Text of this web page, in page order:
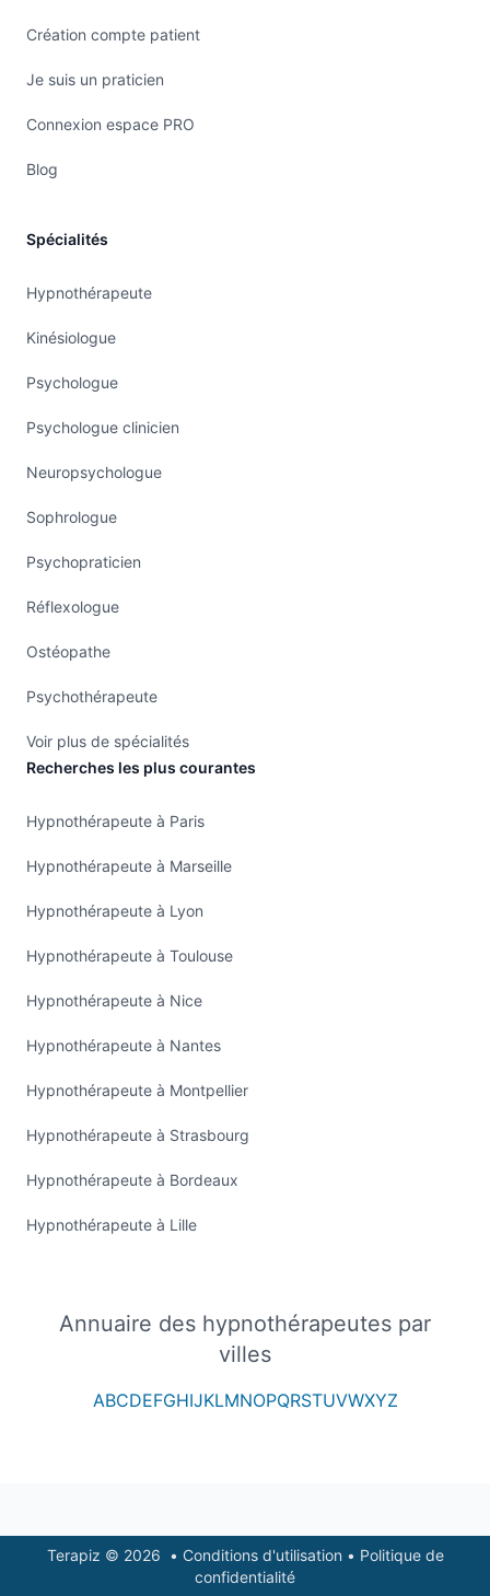
Création compte patient
Je suis un praticien
Connexion espace PRO
Blog
Spécialités
Hypnothérapeute
Kinésiologue
Psychologue
Psychologue clinicien
Neuropsychologue
Sophrologue
Psychopraticien
Réflexologue
Ostéopathe
Psychothérapeute
Voir plus de spécialités
Recherches les plus courantes
Hypnothérapeute à Paris
Hypnothérapeute à Marseille
Hypnothérapeute à Lyon
Hypnothérapeute à Toulouse
Hypnothérapeute à Nice
Hypnothérapeute à Nantes
Hypnothérapeute à Montpellier
Hypnothérapeute à Strasbourg
Hypnothérapeute à Bordeaux
Hypnothérapeute à Lille
Annuaire des hypnothérapeutes par
villes
ABCDEFGHIJKLMNOPQRSTUVWXYZ
FooterTerapiz © 2026 • Conditions d'utilisation • Politique de
confidentialité